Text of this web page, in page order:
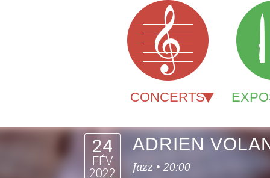
CONCERTS
24
FÉV
2022
ADRIEN
Jazz • 20:00